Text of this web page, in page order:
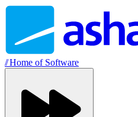
//Home of Software